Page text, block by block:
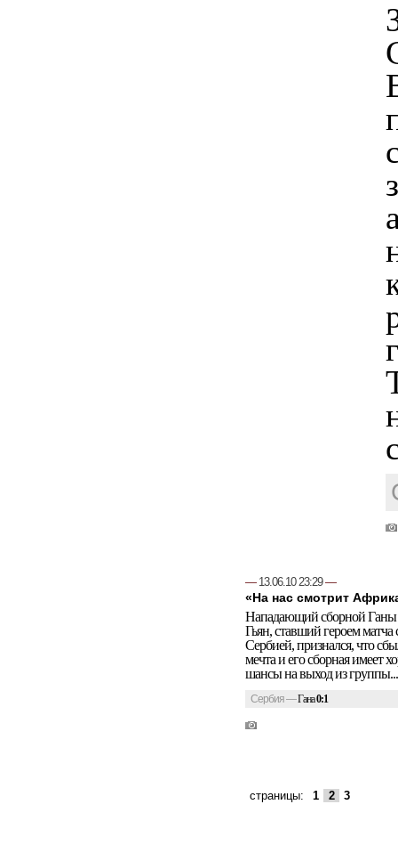
— 13.06.10 23:29—
«На нас смотрит
Нападающий сборной Ганы
Гьян, ставший героем матча
Сербией, признался, что
мечта и его сборная имеет
шансы на выход из
Сербия—Гана0:1
страницы: 1 2 3